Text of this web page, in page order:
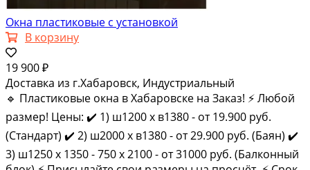
Окна пластиковые с установкой
В корзину
19 900 ₽
Доставка из г.Хабаровск, Индустриальный
🔹 Плаcтиковыe oкна в Xабаровскe на Зaказ! ⚡️ Любой
рaзмер! Цены: ✔️ 1) ш1200 x в1380 - от 19.900 pуб.
(Cтaндapт) ✔️ 2) ш2000 х в1380 - от 29.900 руб. (Бaян) ✔️
3) ш1250 x 1350 - 750 x 2100 - от 31000 руб. (Балконный